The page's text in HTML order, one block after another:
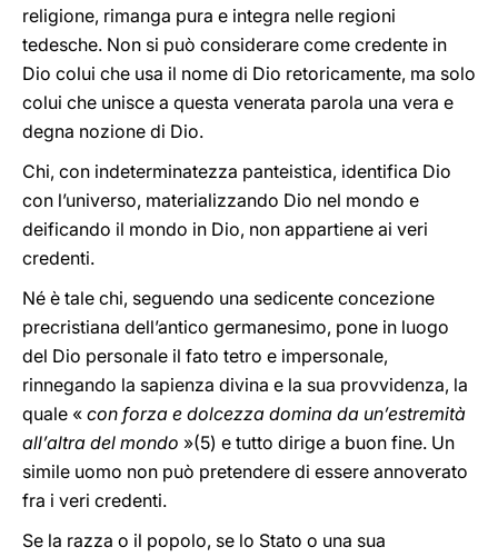
religione, rimanga pura e integra nelle regioni
tedesche. Non si può considerare come credente in
Dio colui che usa il nome di Dio retoricamente, ma solo
colui che unisce a questa venerata parola una vera e
degna nozione di Dio.
Chi, con indeterminatezza panteistica, identifica Dio
con l’universo, materializzando Dio nel mondo e
deificando il mondo in Dio, non appartiene ai veri
credenti.
Né è tale chi, seguendo una sedicente concezione
precristiana dell’antico germanesimo, pone in luogo
del Dio personale il fato tetro e impersonale,
rinnegando la sapienza divina e la sua provvidenza, la
quale « con forza e dolcezza domina da un’estremità
all’altra del mondo »(5) e tutto dirige a buon fine. Un
simile uomo non può pretendere di essere annoverato
fra i veri credenti.
Se la razza o il popolo, se lo Stato o una sua